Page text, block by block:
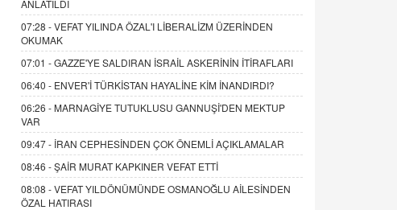
ANLATILDI
07:28 -VEFAT YILINDA ÖZAL'I LİBERALİZM ÜZERİNDEN
OKUMAK
07:01 -GAZZE'YE SALDIRAN İSRAİL ASKERİNİN İTİRAFLARI
06:40 - ENVER'İ TÜRKİSTAN HAYALİNE KİM İNANDIRDI?
06:26 - MARNAGİYE TUTUKLUSU GANNUŞİ'DEN MEKTUP
VAR
09:47 - İRAN CEPHESİNDEN ÇOK ÖNEMLİ AÇIKLAMALAR
08:46 -ŞAİR MURAT KAPKINER VEFAT ETTİ
08:08 -VEFAT YILDÖNÜMÜNDE OSMANOĞLU AİLESİNDEN
ÖZAL HATIRASI